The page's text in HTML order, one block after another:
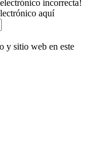
incorrecta!
aquí
y sitio web en este